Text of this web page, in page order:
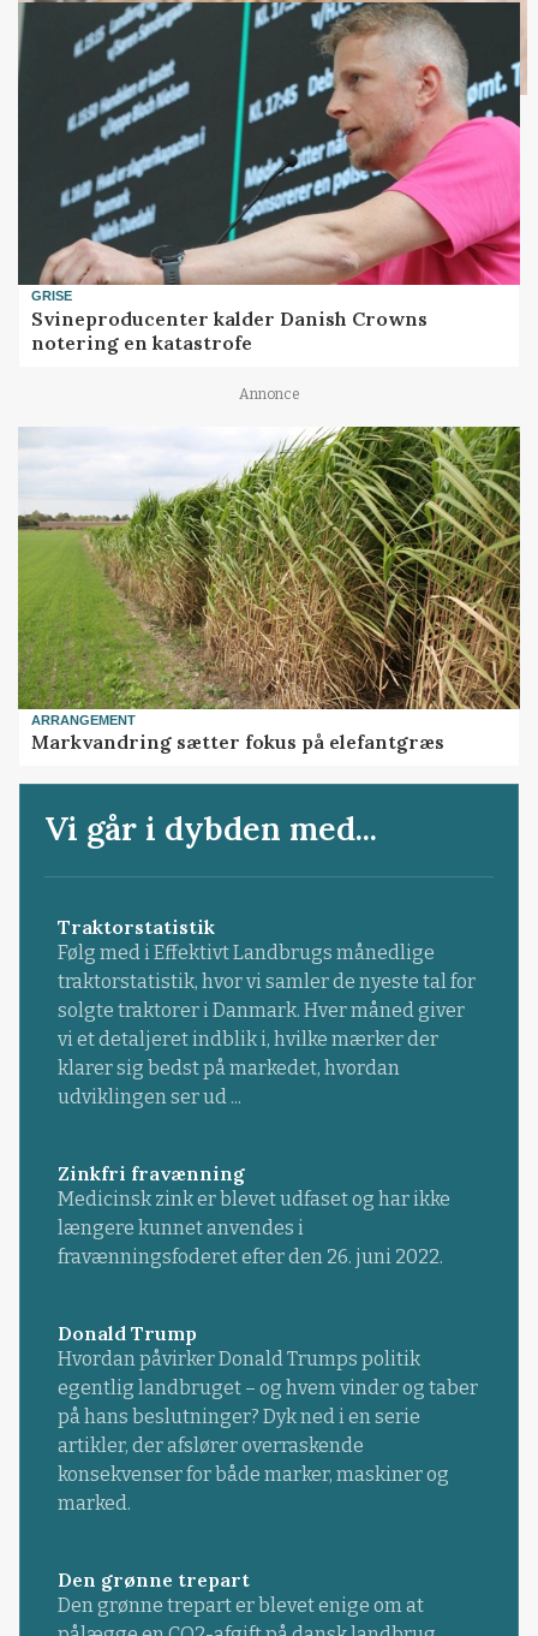
GRISE
Svineproducenter kalder Danish Crowns
notering en katastrofe
Annonce
ARRANGEMENT
Markvandring sætter fokus på elefantgræs
Vi går i dybden med...
Traktorstatistik
Følg med i Effektivt Landbrugs månedlige
traktorstatistik, hvor vi samler de nyeste tal for
solgte traktorer i Danmark. Hver måned giver
vi et detaljeret indblik i, hvilke mærker der
klarer sig bedst på markedet, hvordan
udviklingen ser ud ...
Zinkfri fravænning
Medicinsk zink er blevet udfaset og har ikke
længere kunnet anvendes i
fravænningsfoderet efter den 26. juni 2022.
Donald Trump
Hvordan påvirker Donald Trumps politik
egentlig landbruget – og hvem vinder og taber
på hans beslutninger? Dyk ned i en serie
artikler, der afslører overraskende
konsekvenser for både marker, maskiner og
marked.
Den grønne trepart
Den grønne trepart er blevet enige om at